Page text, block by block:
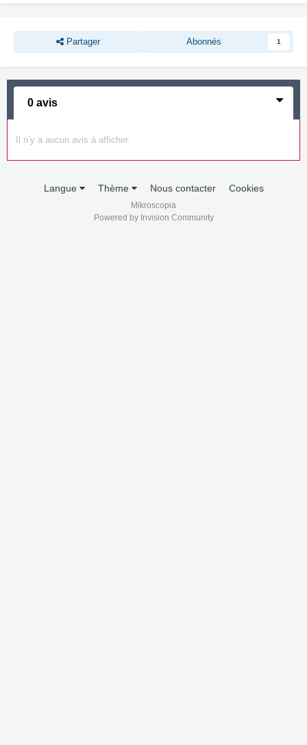
Partager Abonnés 1
0 avis
Il n’y a aucun avis à afficher.
Langue Thème Nous contacter Cookies
Mikroscopia
Powered by Invision Community